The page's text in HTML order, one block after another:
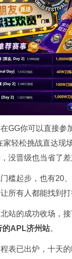
GG你可以直接参
轻松挑战直达现
没晋级也当省了差
槛起步，也有20
所有人都能找到打
站的成功收场，
的APL济州站。
表已出炉，十天